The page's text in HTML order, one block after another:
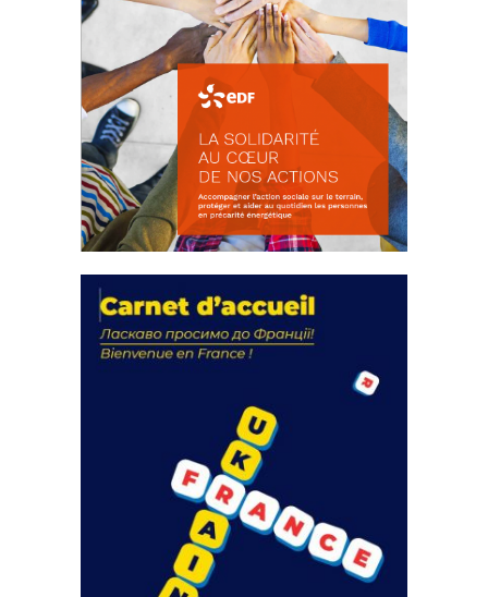
actions
18 septembre 2023
FEUILLETER